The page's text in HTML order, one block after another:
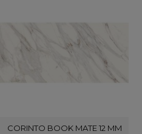
CORINTO BOOK MATE 12 MM